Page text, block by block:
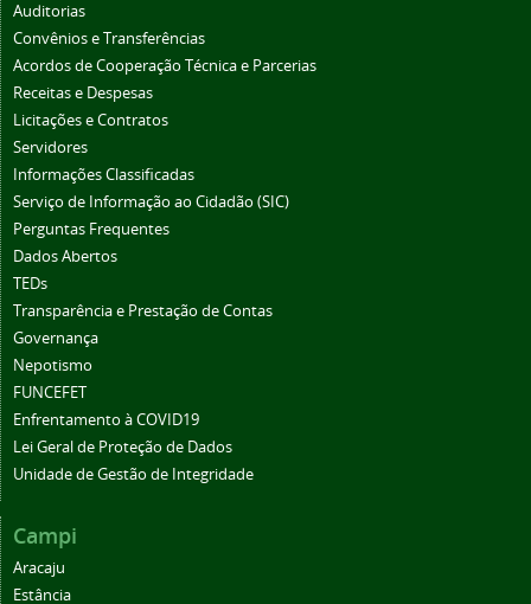
Auditorias
Convênios e Transferências
Acordos de Cooperação Técnica e Parcerias
Receitas e Despesas
Licitações e Contratos
Servidores
Informações Classificadas
Serviço de Informação ao Cidadão (SIC)
Perguntas Frequentes
Dados Abertos
TEDs
Transparência e Prestação de Contas
Governança
Nepotismo
FUNCEFET
Enfrentamento à COVID19
Lei Geral de Proteção de Dados
Unidade de Gestão de Integridade
Campi
Aracaju
Estância